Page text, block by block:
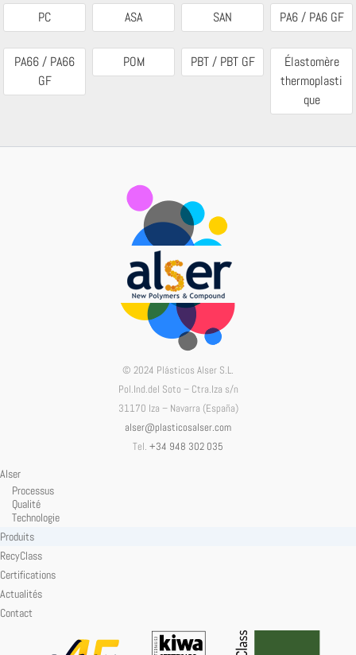
PC ASA SAN PA6 / PA6 GF
PA66 / PA66
GF
POM PBT / PBT GF
Élastomère
thermoplasti
que
© 2024 Plásticos Alser S.L.
Pol.Ind.del Soto – Ctra.Iza s/n
31170 Iza – Navarra (España)
alser@plasticosalser.com
Tel. +34 948 302 035
Alser
Processus
Qualité
Technologie
Produits
RecyClass
Certifications
Actualités
Contact